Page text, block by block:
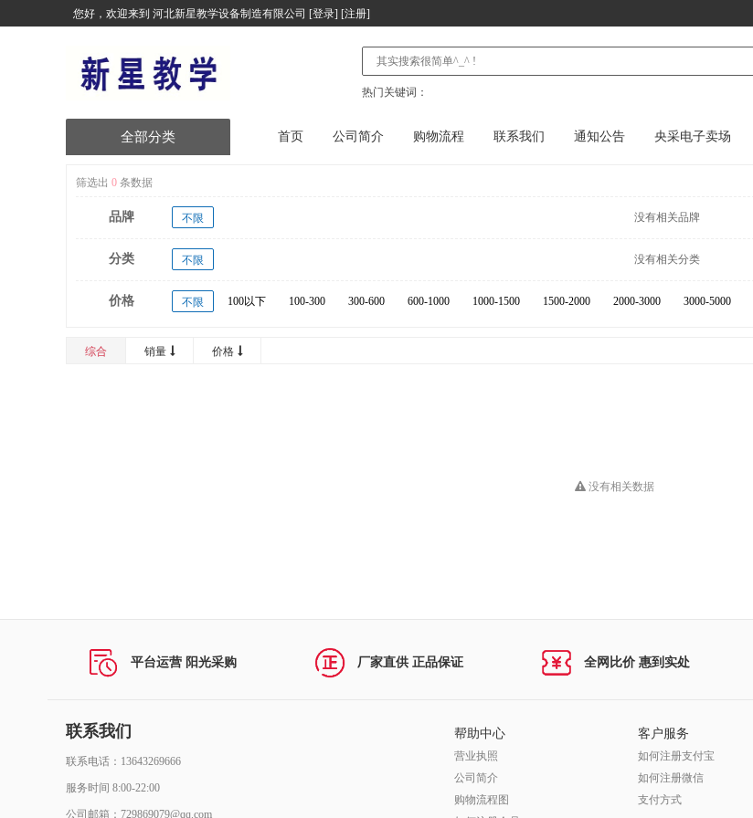
您好，欢迎来到 河北新星教学设备制造有限公司 [登录] [注册]
热门关键词：
首页 公司简介 购物流程 联系我们 通知公告 央采电子卖场
全部分类
塑胶跑道
健身器材
塑木健身器材
台式计算机及配件
便携式计算机及配件
计算机网络设备及配件
商用空调及配件
筛选出 0 条数据
品牌 不限
没有相关品牌
分类 不限
没有相关分类
价格 不限 100以下 100-300 300-600 600-1000 1000-1500 1500-2000 2000-3000 3000-5000
综合 销量 价格
没有相关数据
平台运营 阳光采购 厂家直供 正品保证 全网比价 惠到实处
联系我们
联系电话：13643269666
服务时间 8:00-22:00
公司邮箱：729869079@qq.com
帮助中心
营业执照
公司简介
购物流程图
客户服务
如何注册支付宝
如何注册微信
支付方式